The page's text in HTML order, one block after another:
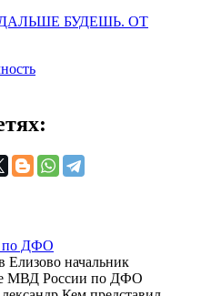
БУДЕШЬ. ОТ
по ДФО
Елизово начальник
МВД России по ДФО